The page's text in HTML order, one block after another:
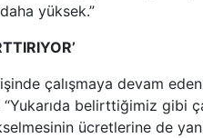
yüksek.”
çalışmaya devam
belirttiğimiz gibi
ücretlerine de